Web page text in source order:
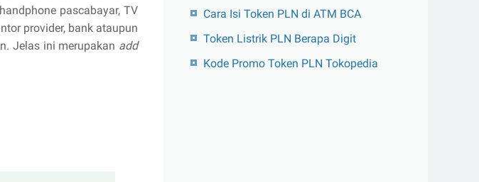
pascabayar, TV
provider, bank ataupun
Jelas ini merupakan add
Cara Isi Token PLN di ATM BCA
Token Listrik PLN Berapa Digit
Kode Promo Token PLN Tokopedia